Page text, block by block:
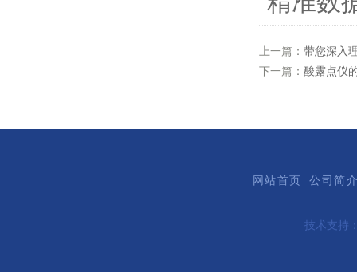
上一篇： 带您深入
下一篇： 酸露点仪
网站首页 公司简
技术支持